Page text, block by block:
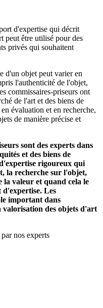
d'expertise qui décrit
peut être utilisé pour des
privés qui souhaitent
d'un objet peut varier en
l'authenticité de l'objet,
commissaires-priseurs ont
de l'art et des biens de
évaluation et en recherche,
de manière précise et
sont des experts dans
et des biens de
rigoureux qui
la recherche sur l'objet,
la valeur et quand cela le
Les
important dans
des objets d'art
nos experts